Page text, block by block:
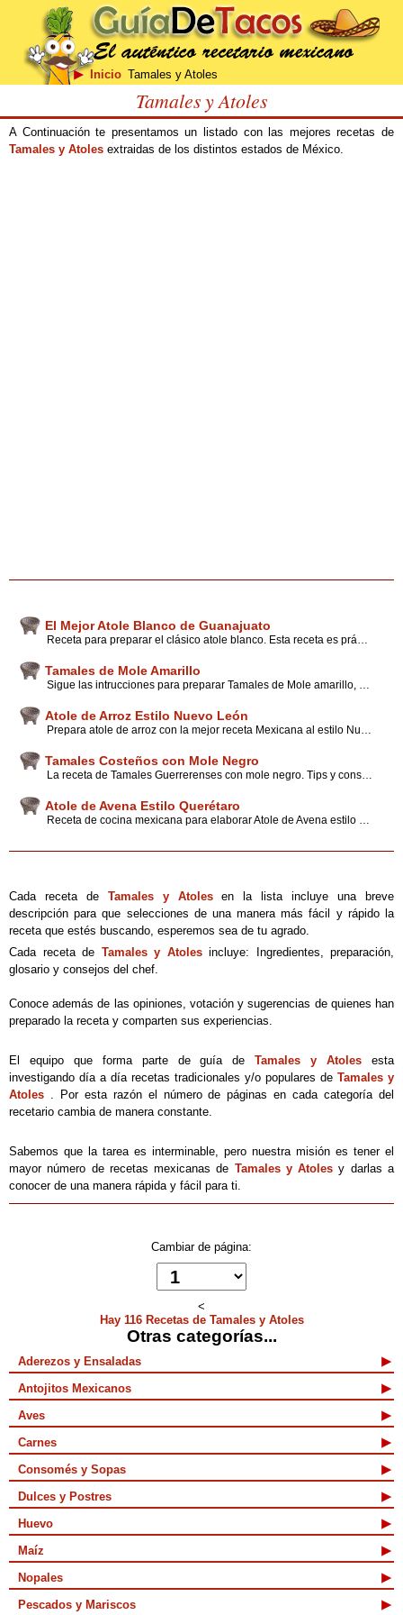
Inicio Tamales y Atoles
Tamales y Atoles
A Continuación te presentamos un listado con las mejores recetas de
Tamales y Atoles extraidas de los distintos estados de México.
El Mejor Atole Blanco de Guanajuato
Tamales de Mole Amarillo
Atole de Arroz Estilo Nuevo León
Tamales Costeños con Mole Negro
Atole de Avena Estilo Querétaro
Cada receta de Tamales y Atolesen la lista incluye una breve
descripción para que selecciones de una manera más fácil y rápido la
receta que estés buscando, esperemos sea de tu agrado.
Cada receta de Tamales y Atolesincluye: Ingredientes, preparación,
glosario y consejos del chef.
Conoce además de las opiniones, votación y sugerencias de quienes han
preparado la receta y comparten sus experiencias.
El equipo que forma parte de guía deTamales y Atoles esta
investigando día a día recetas tradicionales y/o populares de Tamales y
Atoles . Por esta razón el número de páginas en cada categoría del
recetario cambia de manera constante.
Sabemos que la tarea es interminable, pero nuestra misión es tener el
mayor número de recetas mexicanas de Tamales y Atoles y darlas a
conocer de una manera rápida y fácil para ti.
Cambiar de página:
<
Hay 116 Recetas de Tamales y Atoles
Otras categorías...
Aderezos y Ensaladas
Antojitos Mexicanos
Aves
Carnes
Consomés y Sopas
Dulces y Postres
Huevo
Maíz
Nopales
Pescados y Mariscos